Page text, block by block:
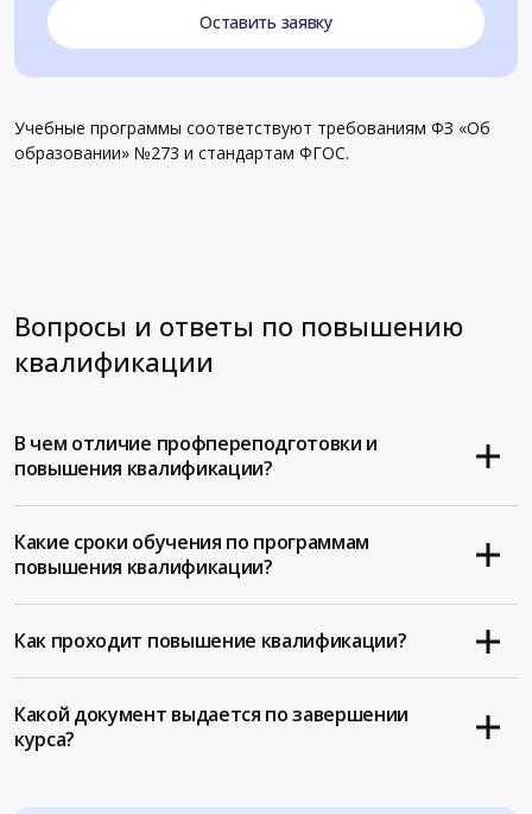
Оставить заявку
Учебные программы соответствуют требованиям ФЗ «Об
образовании» №273 и стандартам ФГОС.
Вопросы и ответы по повышению
квалификации
В чем отличие профпереподготовки и
повышения квалификации?
Какие сроки обучения по программам
повышения квалификации?
Как проходит повышение квалификации?
Какой документ выдается по завершении
курса?